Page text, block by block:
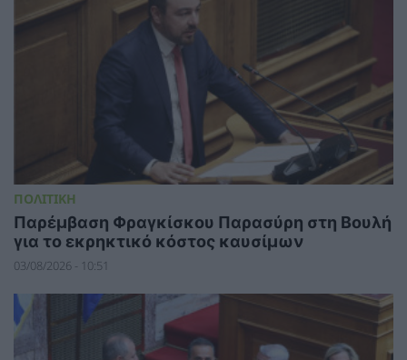
ΠΟΛΙΤΙΚΗ
Παρέμβαση Φραγκίσκου Παρασύρη στη Βουλή
για το εκρηκτικό κόστος καυσίμων
03/08/2026 - 10:51